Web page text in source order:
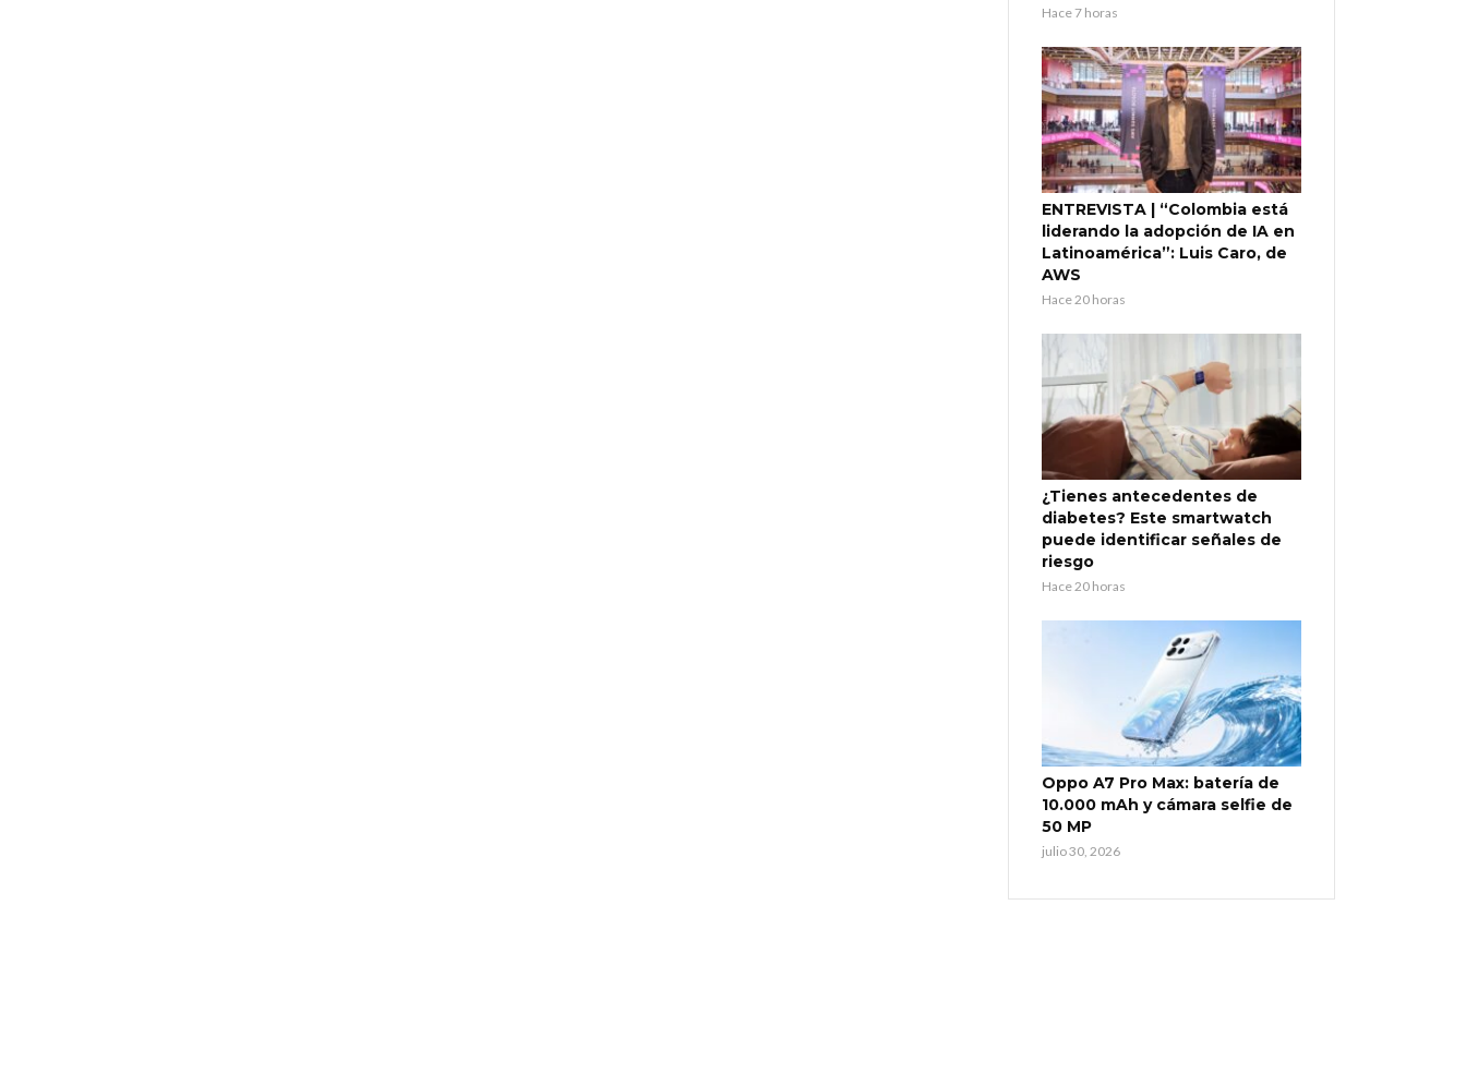
Hace 7 horas
ENTREVISTA | “Colombia está
liderando la adopción de IA en
Latinoamérica”: Luis Caro, de
AWS
Hace 20 horas
¿Tienes antecedentes de
diabetes? Este smartwatch
puede identificar señales de
riesgo
Hace 20 horas
Oppo A7 Pro Max: batería de
10.000 mAh y cámara selfie de
50 MP
julio 30, 2026